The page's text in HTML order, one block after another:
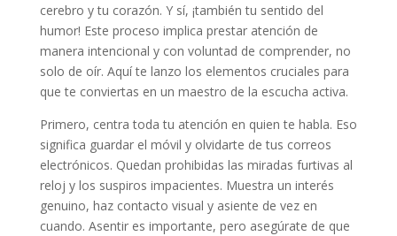
cerebro y tu corazón. Y sí, ¡también tu sentido del
humor! Este proceso implica prestar atención de
manera intencional y con voluntad de comprender, no
solo de oír. Aquí te lanzo los elementos cruciales para
que te conviertas en un maestro de la escucha activa.
Primero, centra toda tu atención en quien te habla. Eso
significa guardar el móvil y olvidarte de tus correos
electrónicos. Quedan prohibidas las miradas furtivas al
reloj y los suspiros impacientes. Muestra un interés
genuino, haz contacto visual y asiente de vez en
cuando. Asentir es importante, pero asegúrate de que